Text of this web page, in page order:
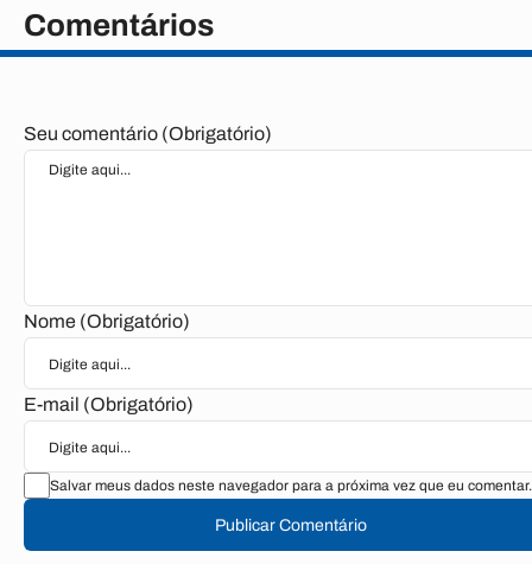
Comentários
Seu comentário (Obrigatório)
Nome (Obrigatório)
E-mail (Obrigatório)
Salvar meus dados neste navegador para a próxima vez que eu comentar.
Publicar Comentário